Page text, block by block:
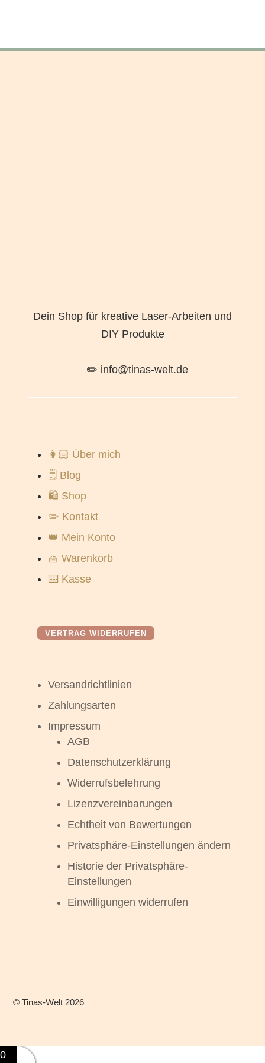
Dein Shop für kreative Laser-Arbeiten und
DIY Produkte
✏️ info@tinas-welt.de
👩🏻 Über mich
🗒️ Blog
🛍️ Shop
✏️ Kontakt
👑 Mein Konto
🧺 Warenkorb
⌨️ Kasse
VERTRAG WIDERRUFEN
Versandrichtlinien
Zahlungsarten
Impressum
AGB
Datenschutzerklärung
Widerrufsbelehrung
Lizenzvereinbarungen
Echtheit von Bewertungen
Privatsphäre-Einstellungen ändern
Historie der Privatsphäre-
Einstellungen
Einwilligungen widerrufen
©Tinas-Welt 2026
0